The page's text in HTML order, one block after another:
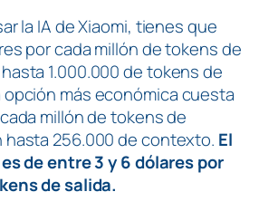
la IA de Xiaomi, tienes que
por cada millón de tokens de
1.000.000 de tokens de
más económica cuesta
millón de tokens de
hasta 256.000 de contexto. El
de entre 3 y 6 dólares por
de salida.